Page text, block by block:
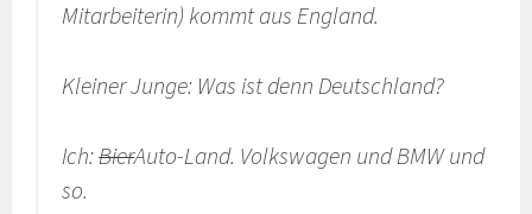
Mitarbeiterin) kommt aus England.
Kleiner Junge: Was ist denn Deutschland?
Ich:BierAuto-Land. Volkswagen und BMW und
so.